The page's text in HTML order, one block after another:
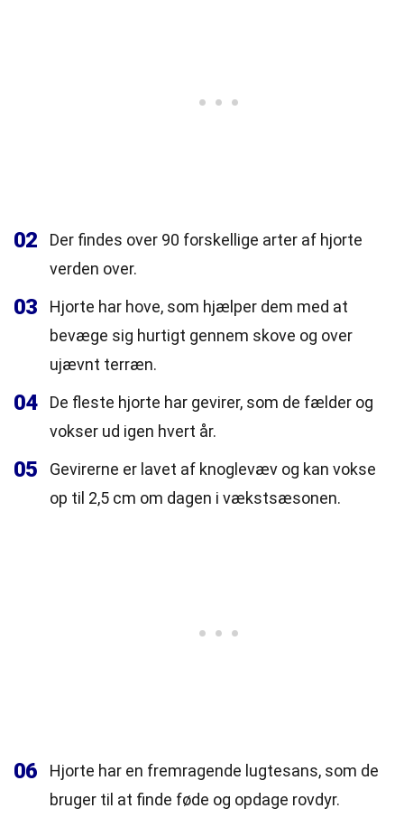
02
Der findes over 90 forskellige arter af hjorte
verden over.
03
Hjorte har hove, som hjælper dem med at
bevæge sig hurtigt gennem skove og over
ujævnt terræn.
04
De fleste hjorte har gevirer, som de fælder og
vokser ud igen hvert år.
05
Gevirerne er lavet af knoglevæv og kan vokse
op til 2,5 cm om dagen i vækstsæsonen.
06
Hjorte har en fremragende lugtesans, som de
bruger til at finde føde og opdage rovdyr.